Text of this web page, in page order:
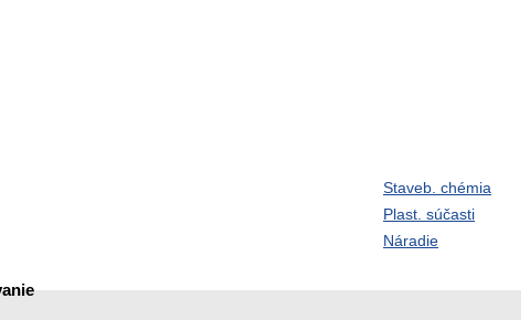
Staveb. chémia
Plast. súčasti
Náradie